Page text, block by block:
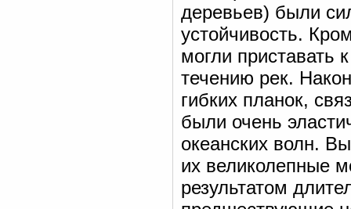
деревьев) были
устойчивость.
могли приставать
течению рек.
гибких планок,
были очень
океанских волн.
их великолепные
результатом